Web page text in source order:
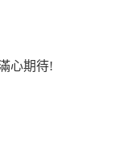
心期待!